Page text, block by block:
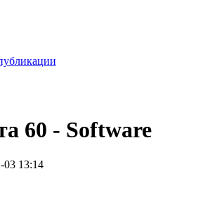
60 - Software
03 13:14